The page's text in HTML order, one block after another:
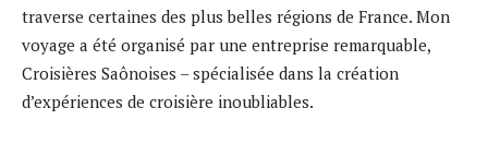
traverse certaines des plus belles régions de France. Mon
voyage a été organisé par une entreprise remarquable,
Croisières Saônoises – spécialisée dans la création
d’expériences de croisière inoubliables.